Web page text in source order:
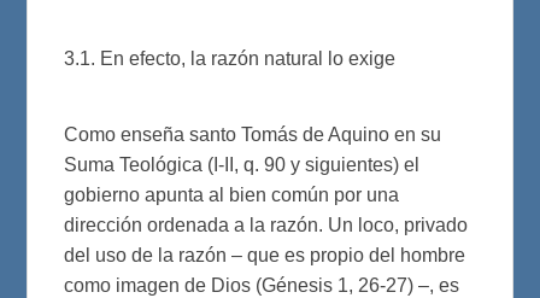
3.1. En efecto, la razón natural lo exige
Como enseña santo Tomás de Aquino en su
Suma Teológica (I-II, q. 90 y siguientes) el
gobierno apunta al bien común por una
dirección ordenada a la razón. Un loco, privado
del uso de la razón – que es propio del hombre
como imagen de Dios (Génesis 1, 26-27) –, es